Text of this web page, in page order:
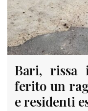
Bari, rissa
ferito un
e residenti